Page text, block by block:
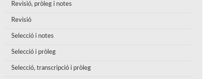
Revisió, pròleg i notes
Revisió
Selecció i notes
Selecció i pròleg
Selecció, transcripció i pròleg